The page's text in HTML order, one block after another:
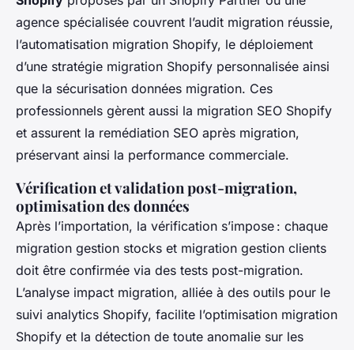
agence spécialisée couvrent l’audit migration réussie,
l’automatisation migration Shopify, le déploiement
d’une stratégie migration Shopify personnalisée ainsi
que la sécurisation données migration. Ces
professionnels gèrent aussi la migration SEO Shopify
et assurent la remédiation SEO après migration,
préservant ainsi la performance commerciale.
Vérification et validation post-migration,
optimisation des données
Après l’importation, la vérification s’impose : chaque
migration gestion stocks et migration gestion clients
doit être confirmée via des tests post-migration.
L’analyse impact migration, alliée à des outils pour le
suivi analytics Shopify, facilite l’optimisation migration
Shopify et la détection de toute anomalie sur les